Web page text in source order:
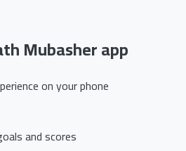
Mubasher app
on your phone
and scores